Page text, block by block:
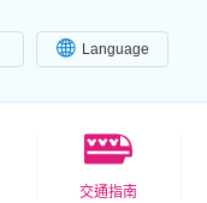
Language
交通指南